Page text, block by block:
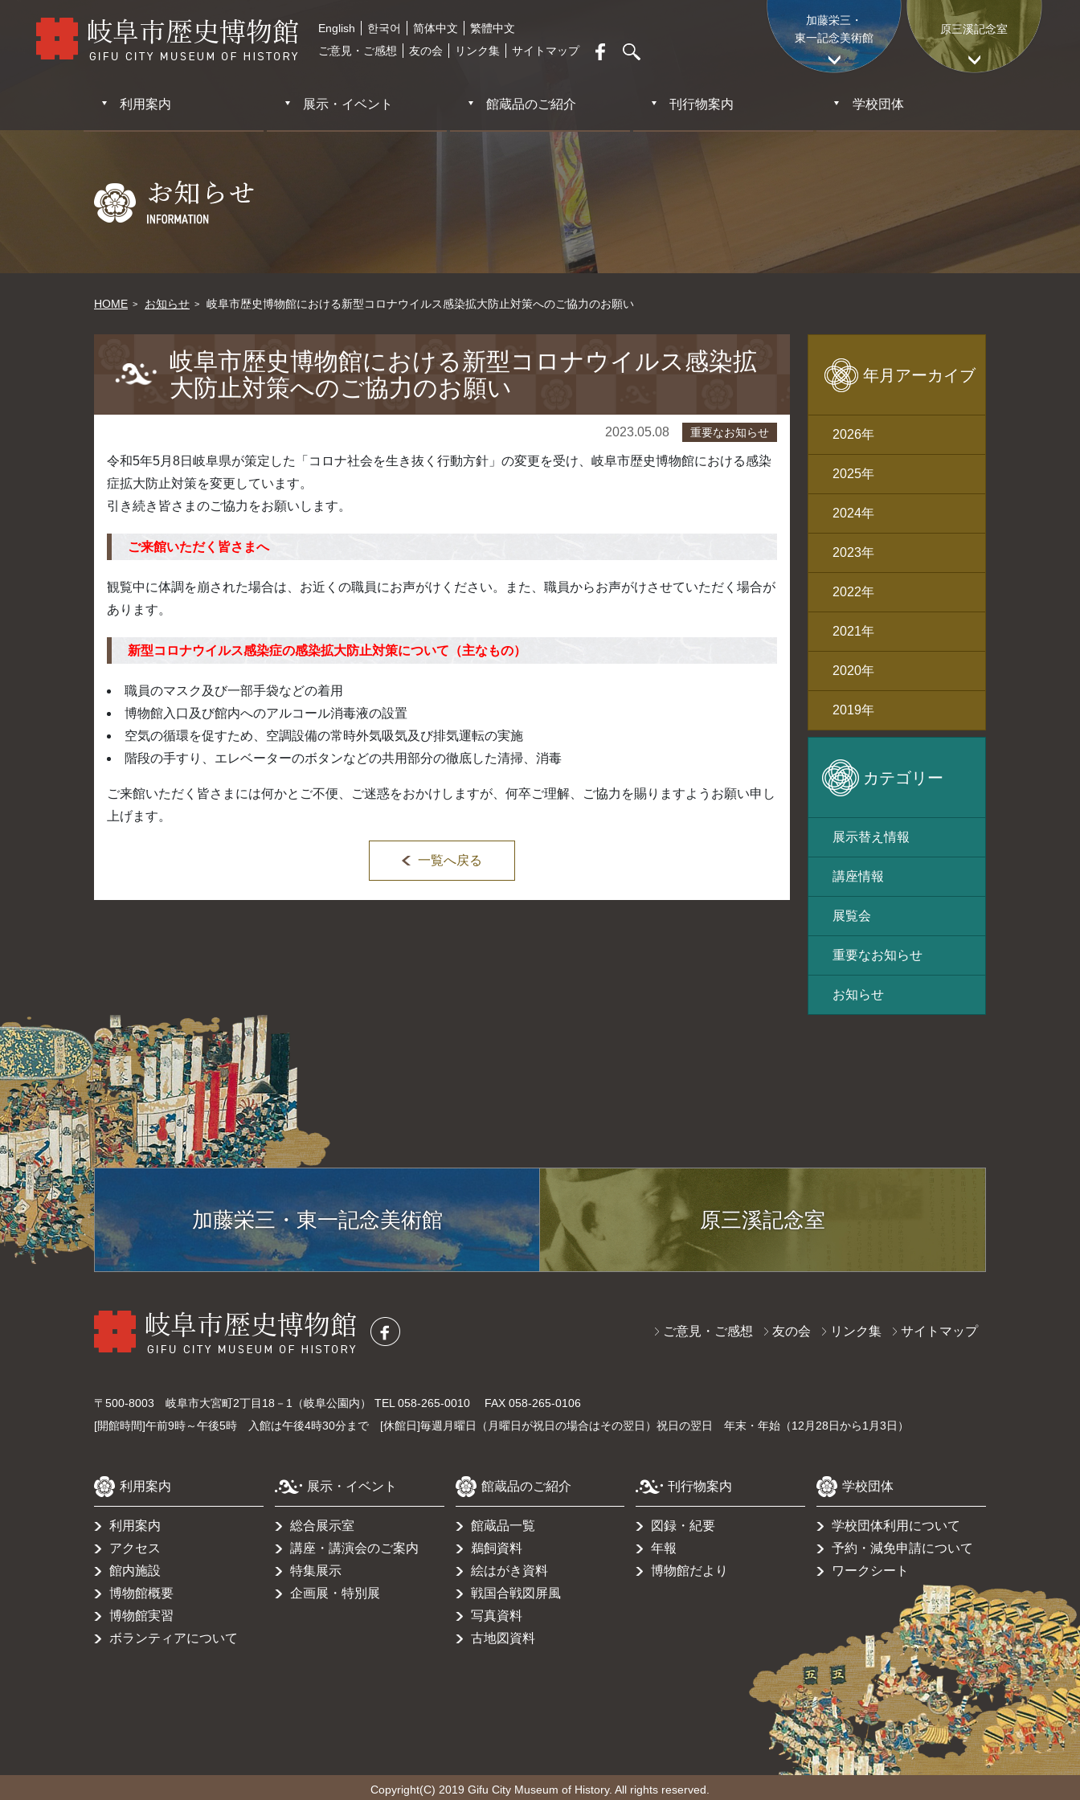
English 한국어 简体中文
繁體中文
ご意見・ご感想
友の会 リンク集 サイトマップ
加藤栄三・
東一記念美術館
原三溪記念室
利用案内 展示・イベント 館蔵品のご紹介 刊行物案内 学校団体
HOME お知らせ 岐阜市歴史博物館における新型コロナウイルス感染拡大防止対策へのご協力のお願い
岐阜市歴史博物館における新型コロナウイルス感染拡
大防止対策へのご協力のお願い
2023.05.08 重要なお知らせ
令和5年5月8日岐阜県が策定した「コロナ社会を生き抜く行動方針」の変更を受け、岐阜市歴史博物館における感染
症拡大防止対策を変更しています。
引き続き皆さまのご協力をお願いします。
ご来館いただく皆さまへ
観覧中に体調を崩された場合は、お近くの職員にお声がけください。また、職員からお声がけさせていただく場合が
あります。
新型コロナウイルス感染症の感染拡大防止対策について（主なもの）
職員のマスク及び一部手袋などの着用
博物館入口及び館内へのアルコール消毒液の設置
空気の循環を促すため、空調設備の常時外気吸気及び排気運転の実施
階段の手すり、エレベーターのボタンなどの共用部分の徹底した清掃、消毒
ご来館いただく皆さまには何かとご不便、ご迷惑をおかけしますが、何卒ご理解、ご協力を賜りますようお願い申し
上げます。
一覧へ戻る
年月アーカイブ
2026年
2025年
2024年
2023年
2022年
2021年
2020年
2019年
カテゴリー
展示替え情報
講座情報
展覧会
重要なお知らせ
お知らせ
加藤栄三・東一記念美術館 原三溪記念室
ご意見・ご感想 友の会 リンク集 サイトマップ
〒500-8003 岐阜市大宮町2丁目18－1（岐阜公園内） TEL 058-265-0010 FAX 058-265-0106
[開館時間]午前9時～午後5時 入館は午後4時30分まで [休館日]毎週月曜日（月曜日が祝日の場合はその翌日）祝日の翌日 年末・年始（12月28日から1月3日）
利用案内
利用案内
アクセス
館内施設
博物館概要
博物館実習
ボランティアについて
展示・イベント
総合展示室
講座・講演会のご案内
特集展示
企画展・特別展
館蔵品のご紹介
館蔵品一覧
鵜飼資料
絵はがき資料
戦国合戦図屏風
写真資料
古地図資料
刊行物案内
図録・紀要
年報
博物館だより
学校団体
学校団体利用について
予約・減免申請について
ワークシート
Copyright(C) 2019 Gifu City Museum of History. All rights reserved.